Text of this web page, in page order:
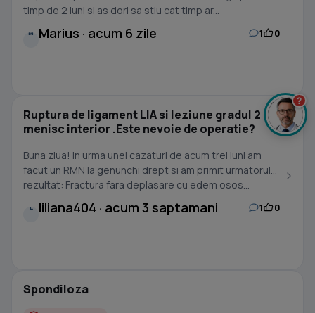
timp de 2 luni si as dori sa stiu cat timp ar...
M Marius · acum 6 zile 1 0
Ruptura de ligament LIA si leziune gradul 2
menisc interior .Este nevoie de operatie?
Buna ziua! In urma unei cazaturi de acum trei luni am
facut un RMN la genunchi drept si am primit urmatorul
rezultat: Fractura fara deplasare cu edem osos...
L liliana404 · acum 3 saptamani 1 0
Spondiloza
?